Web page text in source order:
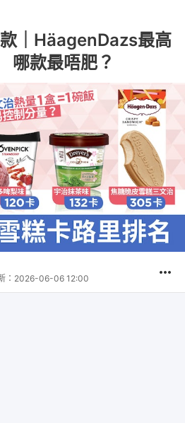
｜HäagenDazs最高
哪款最唔肥？
： 2026-06-06 12:00